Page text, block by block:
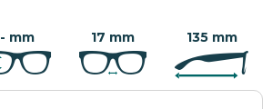
- mm 17 mm 135 mm